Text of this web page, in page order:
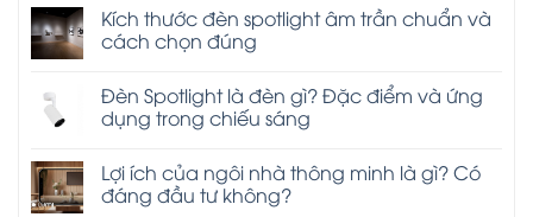
Kích thước đèn spotlight âm trần chuẩn và
cách chọn đúng
Đèn Spotlight là đèn gì? Đặc điểm và ứng
dụng trong chiếu sáng
Lợi ích của ngôi nhà thông minh là gì? Có
đáng đầu tư không?